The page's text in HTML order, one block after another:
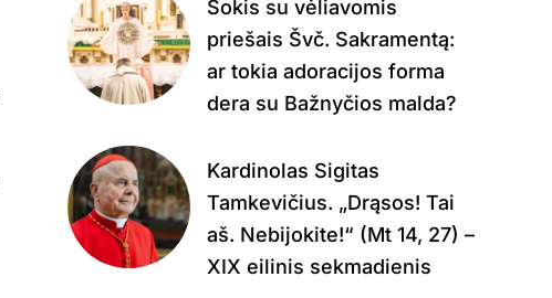
Šokis su vėliavomis
priešais Švč. Sakramentą:
ar tokia adoracijos forma
dera su Bažnyčios malda?
Kardinolas Sigitas
Tamkevičius. „Drąsos! Tai
aš. Nebijokite!“ (Mt 14, 27) –
XIX eilinis sekmadienis